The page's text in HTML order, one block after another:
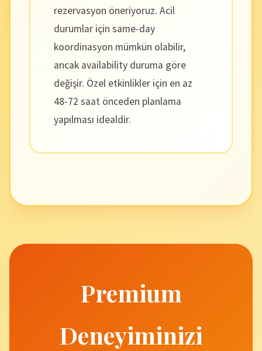
rezervasyon öneriyoruz. Acil
durumlar için same-day
koordinasyon mümkün olabilir,
ancak availability duruma göre
değişir. Özel etkinlikler için en az
48-72 saat önceden planlama
yapılması idealdir.
Premium
Deneyiminizi